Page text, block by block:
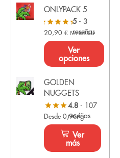
ONLYPACK 5
5- 3
reseñas
20,90€ IVA Incluido
Ver
opciones
GOLDEN
NUGGETS
4.8- 107
reseñas
Desde 0,9€/g
Ver
más